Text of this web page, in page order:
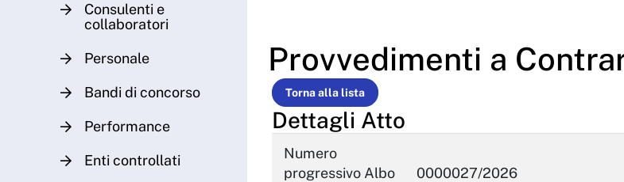
Consulenti e
collaboratori
Personale
Bandi di concorso
Performance
Enti controllati
Provvedimenti a
Torna alla lista
Dettagli Atto
Numero
progressivo Albo
0000027/2026